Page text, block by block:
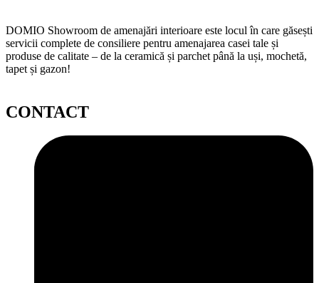
DOMIO Showroom de amenajări interioare este locul în care găsești
servicii complete de consiliere pentru amenajarea casei tale și
produse de calitate – de la ceramică și parchet până la uși, mochetă,
tapet și gazon!
CONTACT